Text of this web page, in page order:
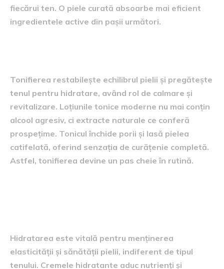
fiecărui ten. O piele curată absoarbe mai eficient
ingredientele active din pașii următori.
Tonifierea restabilește echilibrul pielii și pregătește
tenul pentru hidratare, având rol de calmare și
revitalizare. Loțiunile tonice moderne nu mai conțin
alcool agresiv, ci extracte naturale ce conferă
prospețime. Tonicul închide porii și lasă pielea
catifelată, oferind senzația de curățenie completă.
Astfel, tonifierea devine un pas cheie în rutină.
Hidratarea este vitală pentru menținerea
elasticității și sănătății pielii, indiferent de tipul
tenului. Cremele hidratante aduc nutrienți și